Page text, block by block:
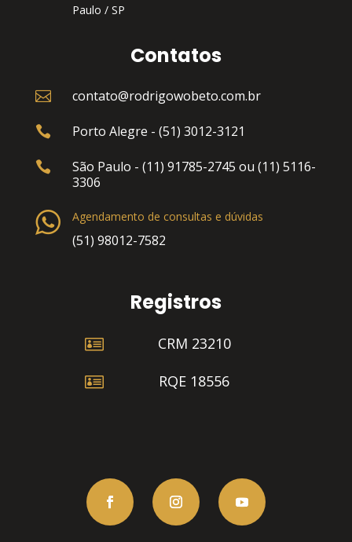
Paulo / SP
Contatos
 contato@rodrigowobeto.com.br
 Porto Alegre - (51) 3012-3121

São Paulo - (11) 91785-2745 ou (11) 5116-
3306
Agendamento de consultas e dúvidas
(51) 98012-7582
Registros
 CRM 23210
 RQE 18556